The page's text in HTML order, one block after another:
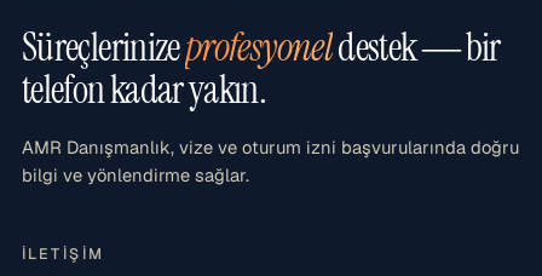
Süreçlerinizeprofesyoneldestek — bir
telefon kadar yakın.
AMR Danışmanlık, vize ve oturum izni başvurularında doğru
bilgi ve yönlendirme sağlar.
İLETIŞIM